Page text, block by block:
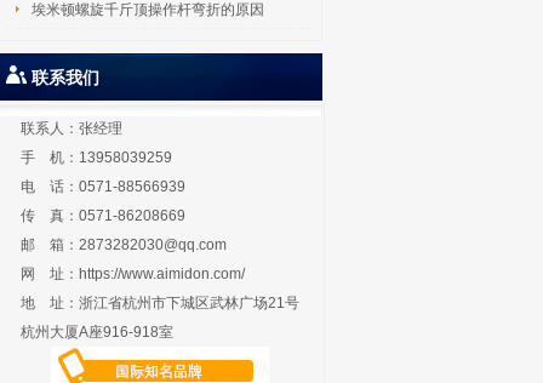
埃米顿螺旋千斤顶操作杆弯折的原因
联系我们
联系人：张经理
手 机：13958039259
电 话：0571-88566939
传 真：0571-86208669
邮 箱： 2873282030@qq.com
网 址： https://www.aimidon.com/
地 址：浙江省杭州市下城区武林广场21号
杭州大厦A座916-918室